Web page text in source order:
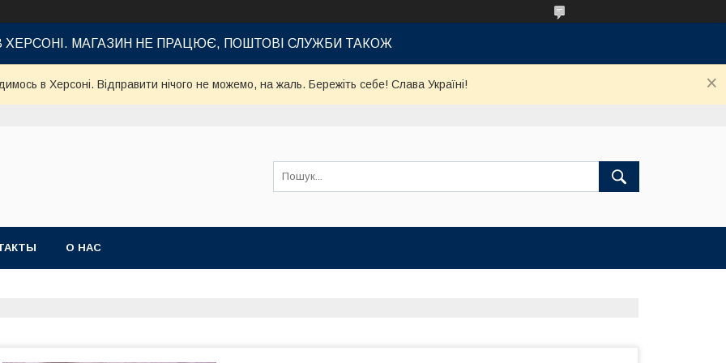
ХЕРСОНІ. МАГАЗИН НЕ ПРАЦЮЄ, ПОШТОВІ СЛУЖБИ ТАКОЖ
в Херсоні. Відправити нічого не можемо, на жаль. Бережіть себе! Слава Україні!
О НАС